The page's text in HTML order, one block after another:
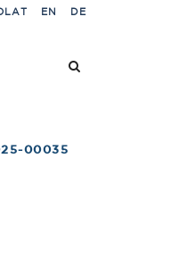
EN DE
00035